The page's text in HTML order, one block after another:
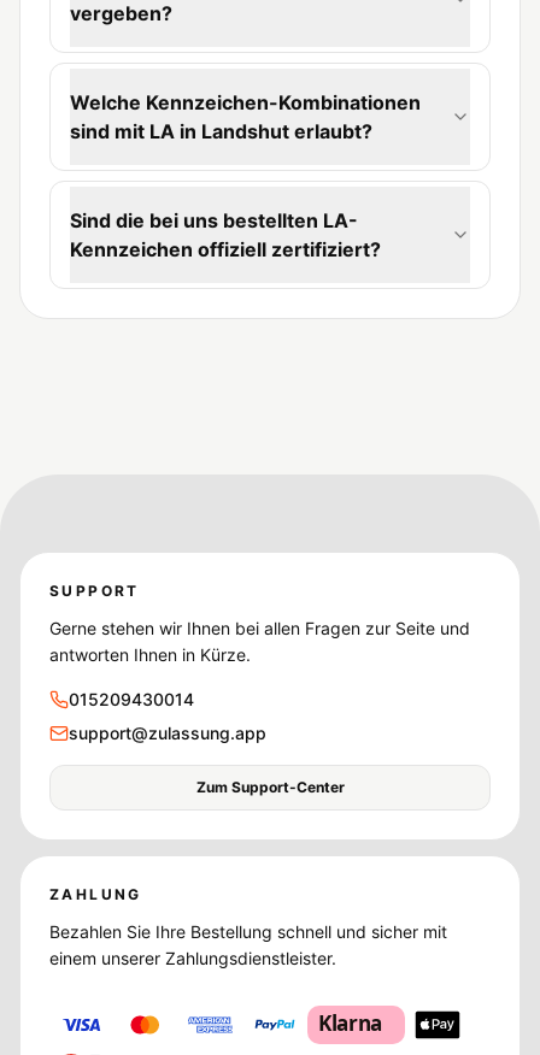
vergeben?
Welche Kennzeichen-Kombinationen
sind mit LA in Landshut erlaubt?
Sind die bei uns bestellten LA-
Kennzeichen offiziell zertifiziert?
SUPPORT
Gerne stehen wir Ihnen bei allen Fragen zur Seite und
antworten Ihnen in Kürze.
015209430014
support@zulassung.app
Zum Support-Center
ZAHLUNG
Bezahlen Sie Ihre Bestellung schnell und sicher mit
einem unserer Zahlungsdienstleister.
Klarna